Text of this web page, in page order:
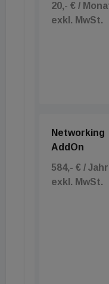
20,- € /
exkl. MwSt.
Networking
AddOn
584,- € / Jahr
exkl. MwSt.